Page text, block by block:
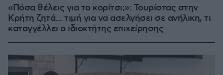
«Πόσα θέλεις για το κορίτσι;»: Τουρίστας στην
Κρήτη ζητά... τιμή για να ασελγήσει σε ανήλικη, τι
καταγγέλλει ο ιδιοκτήτης επιχείρησης